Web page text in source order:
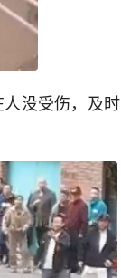
没受伤，及时